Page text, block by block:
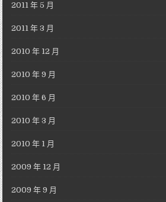
2011 年 5 月
2011 年 3 月
2010 年 12 月
2010 年 9 月
2010 年 6 月
2010 年 3 月
2010 年 1 月
2009 年 12 月
2009 年 9 月